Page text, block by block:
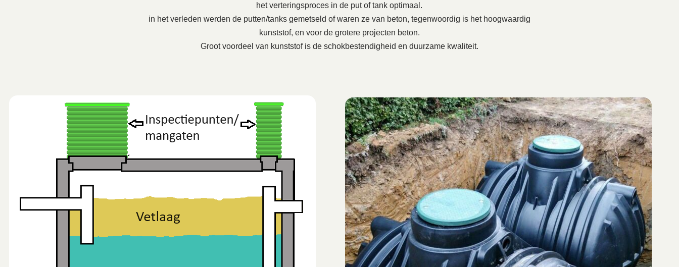
het verteringsproces in de put of tank optimaal.
in het verleden werden de putten/tanks gemetseld of waren ze van beton, tegenwoordig is het hoogwaardig
kunststof, en voor de grotere projecten beton.
Groot voordeel van kunststof is de schokbestendigheid en duurzame kwaliteit.